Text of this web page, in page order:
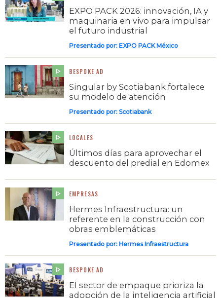
EXPO PACK 2026: innovación, IA y
maquinaria en vivo para impulsar
el futuro industrial
Presentado por: EXPO PACK México
BESPOKE AD
Singular by Scotiabank fortalece
su modelo de atención
Presentado por: Scotiabank
LOCALES
Últimos días para aprovechar el
descuento del predial en Edomex
EMPRESAS
Hermes Infraestructura: un
referente en la construcción con
obras emblemáticas
Presentado por: Hermes Infraestructura
BESPOKE AD
El sector de empaque prioriza la
adopción de la inteligencia artificial